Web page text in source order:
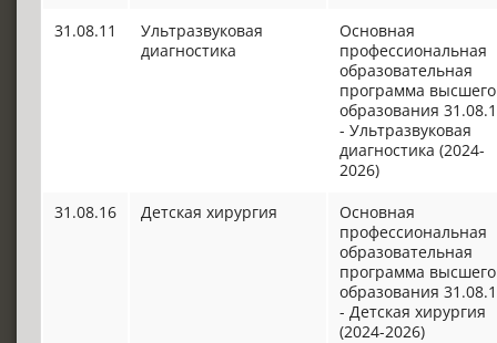
31.08.11
Ультразвуковая
диагностика
Основная
профессиональная
образовательная
программа высшего
образования
- Ультразвуковая
диагностика (2024-
2026)
31.08.16
Детская хирургия
Основная
профессиональная
образовательная
программа высшего
образования
- Детская хирургия
(2024-2026)